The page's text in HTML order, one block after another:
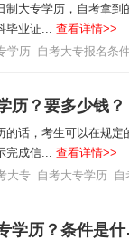
大专学历，自考拿到
毕业证... 查看详情>>
学历 自考大专报名条
历？要多少钱？
的话，考生可以在规定
完成信... 查看详情>>
大专 自考大专学历 自
初中